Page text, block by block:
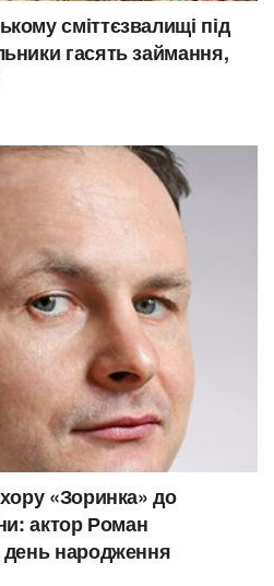
сміттєзвалищі під
гасять займання,
«Зоринка» до
актор Роман
день народження